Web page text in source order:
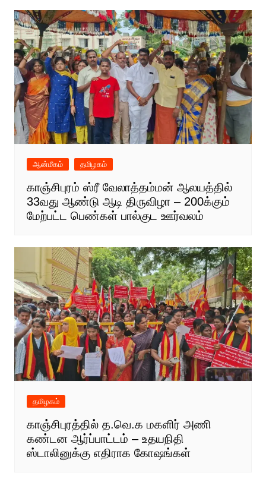
ஆன்மீகம் தமிழகம்
காஞ்சிபுரம் ஸ்ரீ வேலாத்தம்மன் ஆலயத்தில்
33வது ஆண்டு ஆடி திருவிழா – 200க்கும்
மேற்பட்ட பெண்கள் பால்குட ஊர்வலம்
தமிழகம்
காஞ்சிபுரத்தில் த.வெ.க மகளிர் அணி
கண்டன ஆர்ப்பாட்டம் – உதயநிதி
ஸ்டாலினுக்கு எதிராக கோஷங்கள்